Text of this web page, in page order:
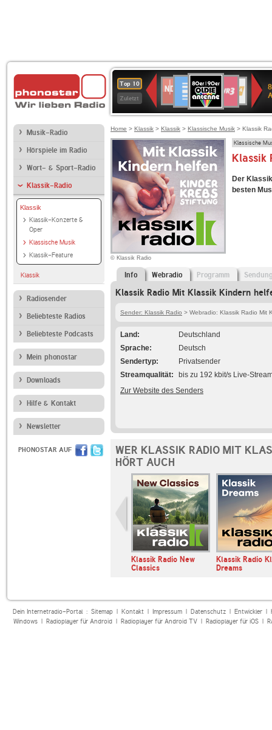
Top 10
Zuletzt
Deutschlandfunk
80er
90er
OLDIE
ANTENNE
SWR3
SWR
Kultur
NDR
2
Musik-Radio
Hörspiele im Radio
Wort- & Sport-Radio
Klassik-Radio
Klassik
Klassik-Konzerte &
Oper
Klassische Musik
Klassik-Feature
Klassik
Radiosender
Beliebteste Radios
Beliebteste Podcasts
Mein phonostar
Downloads
Hilfe & Kontakt
Newsletter
PHONOSTAR AUF
Home > Klassik > Klassik > Klassische Musik > Klassik
© Klassik Radio
Klassische
Klassik
Der
besten
Info Webradio Programm
Klassik Radio Mit Klassik Kindern
Sender: Klassik Radio > Webradio: Klassik Radio Mit
Land
Deutschland
Sprache
Deutsch
Sendertyp
Privatsender
Streamqualität
bis zu 192 kbit/s Live-
Zur Website des Senders
WER KLASSIK RADIO MIT
HÖRT AUCH
Klassik Radio New
Classics
Klassik Radio
Dreams
Dein Internetradio-Portal : Sitemap| Kontakt| Impressum| Datenschutz| Entwickler|
Windows| Radioplayer für Android| Radioplayer für Android TV| Radioplayer für iOS|